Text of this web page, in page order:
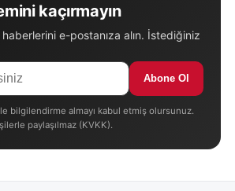
kaçırmayın
haberlerini e-postanıza alın. İstediğiniz
Abone Ol
bilgilendirme almayı kabul etmiş olursunuz.
paylaşılmaz (KVKK).